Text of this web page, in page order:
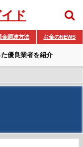
ド
金調達方法 お金のNEWS
優良業者を紹介